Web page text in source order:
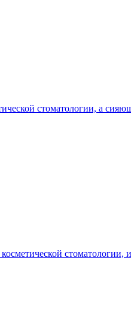
стоматологии, а